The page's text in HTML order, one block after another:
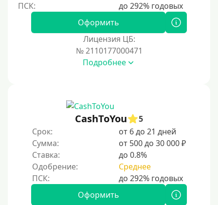
Оформить
Лицензия ЦБ:
№ 2110177000471
Подробнее
CashToYou
5
Срок:
от 6 до 21 дней
Сумма:
от 500 до 30 000 ₽
Ставка:
до 0.8%
Одобрение:
Среднее
Оформить